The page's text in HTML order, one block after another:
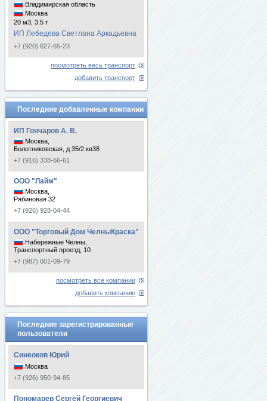
Владимирская область
Москва
20 м3, 3.5 т
ИП Лебедева Светлана Аркадьевна
+7 (920) 627-65-23
посмотреть весь транспорт
добавить транспорт
Последние добавленные компании
ИП Гончаров А. В.
Москва,
Болотниковская, д 35/2 кв38
+7 (916) 338-66-61
ООО "Лайм"
Москва,
Рябиновая 32
+7 (926) 928-04-44
ООО "Торговый Дом ЧелныКраска"
Набережные Челны,
Транспортный проезд, 10
+7 (987) 001-09-79
посмотреть все компании
добавить компанию
Последние зарегистрированные
пользователи
Синеоков Юрий
Москва
+7 (926) 950-94-85
Пономарев Сергей Георгиевич